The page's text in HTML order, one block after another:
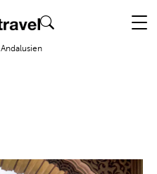
Andalusien